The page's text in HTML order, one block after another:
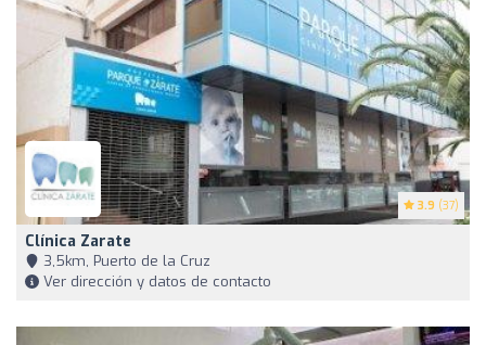
3.9 (37)
Clínica Zarate
3,5km, Puerto de la Cruz
Ver dirección y datos de contacto